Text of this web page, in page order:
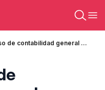
general digitalizada y fiscalidad